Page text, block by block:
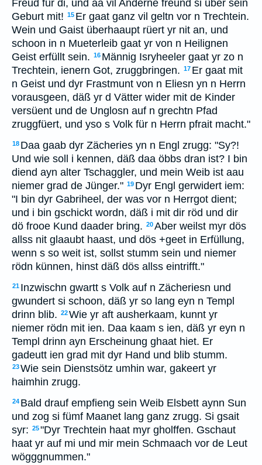
Freud für di, und aa vil Anderne freund si über sein
Geburt mit! 15 Er gaat ganz vil geltn vor n Trechtein.
Wein und Gaist überhaaupt rüert yr nit an, und
schoon in n Mueterleib gaat yr von n Heilignen
Geist erfüllt sein. 16 Männig Isryheeler gaat yr zo n
Trechtein, ienern Got, zruggbringen. 17 Er gaat mit
n Geist und dyr Frastmunt von n Eliesn yn n Herrn
vorausgeen, däß yr d Vätter wider mit de Kinder
versüent und de Unglosn auf n grechtn Pfad
zruggfüert, und yso s Volk für n Herrn pfrait macht."
18 Daa gaab dyr Zächeries yn n Engl zrugg: "Sy?!
Und wie soll i kennen, däß daa öbbs dran ist? I bin
diend ayn alter Tschaggler, und mein Weib ist aau
niemer grad de Jünger." 19 Dyr Engl gerwidert iem:
"I bin dyr Gabriheel, der was vor n Herrgot dient;
und i bin gschickt wordn, däß i mit dir röd und dir
dö frooe Kund daader bring. 20Aber weilst myr dös
allss nit glaaubt haast, und dös +geet in Erfüllung,
wenn s so weit ist, sollst stumm sein und niemer
rödn künnen, hinst däß dös allss eintrifft."
21 Inzwischn gwartt s Volk auf n Zächeriesn und
gwundert si schoon, däß yr so lang eyn n Templ
drinn blib. 22Wie yr aft ausherkaam, kunnt yr
niemer rödn mit ien. Daa kaam s ien, däß yr eyn n
Templ drinn ayn Erscheinung ghaat hiet. Er
gadeutt ien grad mit dyr Hand und blib stumm.
23Wie sein Dienstsötz umhin war, gakeert yr
haimhin zrugg.
24 Bald drauf empfieng sein Weib Elsbett aynn Sun
und zog si fümf Maanet lang ganz zrugg. Si gsait
syr: 25"Dyr Trechtein haat myr gholffen. Gschaut
haat yr auf mi und mir mein Schmaach vor de Leut
wögggnummen."